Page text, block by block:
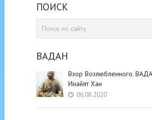
ПОИСК
ВАДАН
Взор Возлюбленного.
Инайят Хан
06.08.2020